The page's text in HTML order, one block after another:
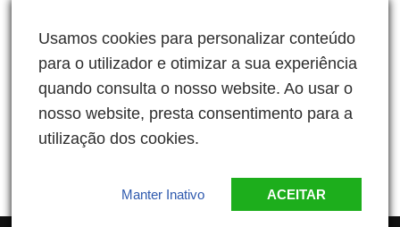
Regulamento Geral Interno RGPD
Usamos cookies para personalizar conteúdo
para o utilizador e otimizar a sua experiência
quando consulta o nosso website. Ao usar o
nosso website, presta consentimento para a
utilização dos cookies.
ACEITAR
Manter Inativo